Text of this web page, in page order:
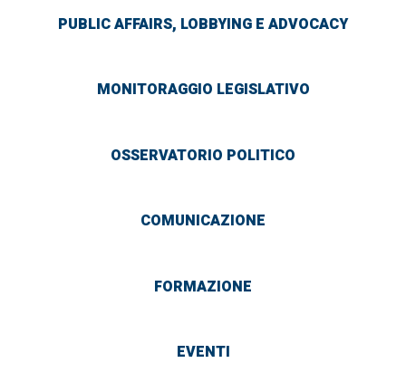
PUBLIC AFFAIRS, LOBBYING E ADVOCACY
MONITORAGGIO LEGISLATIVO
OSSERVATORIO POLITICO
COMUNICAZIONE
FORMAZIONE
EVENTI